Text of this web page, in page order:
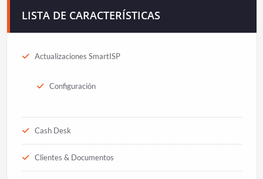
LISTA DE CARACTERÍSTICAS
Actualizaciones SmartISP
Configuración
Cash Desk
Clientes & Documentos